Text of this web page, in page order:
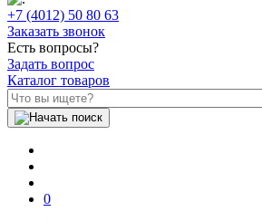
+7 (4012) 50 80 63
Заказать звонок
Есть вопросы?
Задать вопрос
Каталог товаров
0